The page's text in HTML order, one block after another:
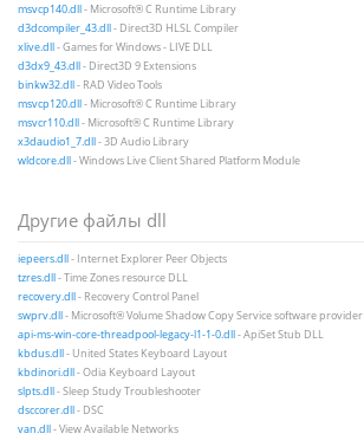
msvcp140.dll- Microsoft® C Runtime Library
d3dcompiler_43.dll- Direct3D HLSL Compiler
xlive.dll- Games for Windows - LIVE DLL
d3dx9_43.dll- Direct3D 9 Extensions
binkw32.dll- RAD Video Tools
msvcp120.dll- Microsoft® C Runtime Library
msvcr110.dll- Microsoft® C Runtime Library
x3daudio1_7.dll- 3D Audio Library
wldcore.dll- Windows Live Client Shared Platform Module
Другие файлы dll
iepeers.dll- Internet Explorer Peer Objects
tzres.dll- Time Zones resource DLL
recovery.dll- Recovery Control Panel
swprv.dll- Microsoft® Volume Shadow Copy Service software provider
api-ms-win-core-threadpool-legacy-l1-1-0.dll- ApiSet Stub DLL
kbdus.dll- United States Keyboard Layout
kbdinori.dll- Odia Keyboard Layout
slpts.dll- Sleep Study Troubleshooter
dsccorer.dll- DSC
van.dll- View Available Networks